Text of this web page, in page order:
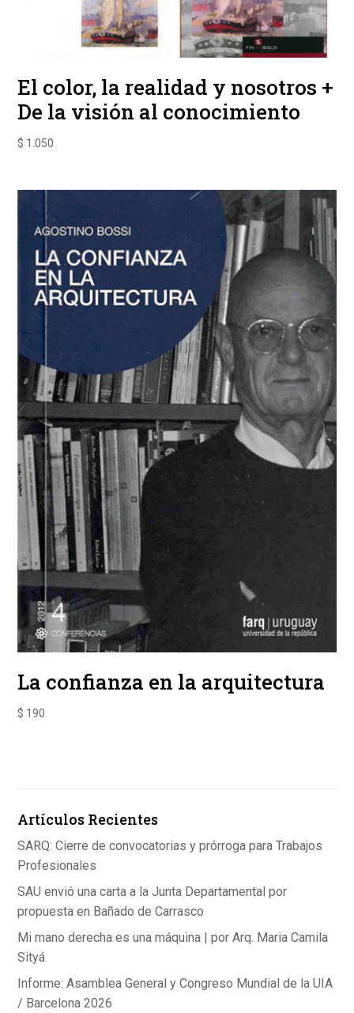
El color, la realidad y nosotros +
De la visión al conocimiento
$ 1.050
La confianza en la arquitectura
$ 190
Artículos Recientes
SARQ: Cierre de convocatorias y prórroga para Trabajos
Profesionales
SAU envió una carta a la Junta Departamental por
propuesta en Bañado de Carrasco
Mi mano derecha es una máquina | por Arq. Maria Camila
Sityá
Informe: Asamblea General y Congreso Mundial de la UIA
/ Barcelona 2026